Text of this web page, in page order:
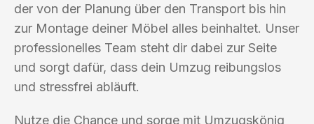
der von der Planung über den Transport bis hin
zur Montage deiner Möbel alles beinhaltet. Unser
professionelles Team steht dir dabei zur Seite
und sorgt dafür, dass dein Umzug reibungslos
und stressfrei abläuft.
Nutze die Chance und sorge mit Umzugskönig